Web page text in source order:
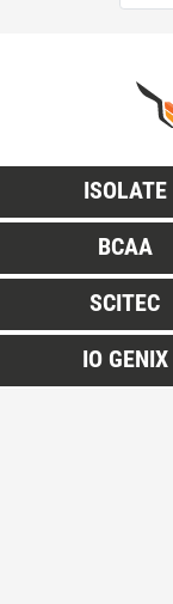
ISOLATE
BCAA
SCITEC
IO GENIX